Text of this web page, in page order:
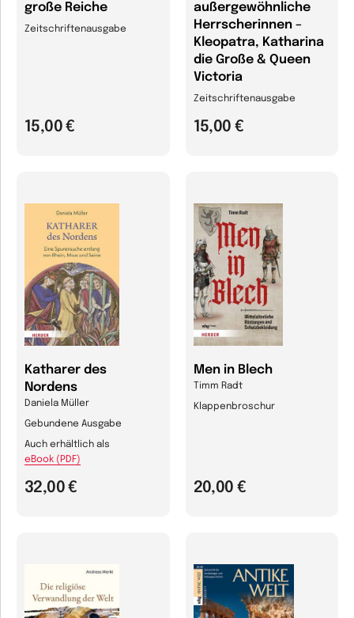
große Reiche
Zeitschriftenausgabe
15,00 €
außergewöhnliche
Herrscherinnen –
Kleopatra, Katharina
die Große & Queen
Victoria
Zeitschriftenausgabe
15,00 €
Katharer des
Nordens
Daniela Müller
Gebundene Ausgabe
32,00 €
Auch erhältlich als
eBook (PDF)
Men in Blech
Timm Radt
Klappenbroschur
20,00 €